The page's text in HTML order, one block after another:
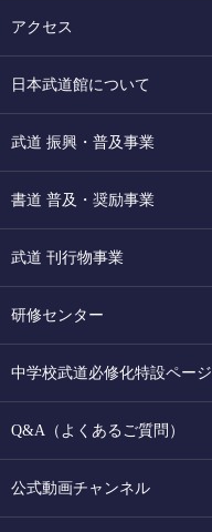
アクセス
日本武道館について
武道 振興・普及事業
書道 普及・奨励事業
武道 刊行物事業
研修センター
中学校武道必修化特設ページ
Q&A（よくあるご質問）
公式動画チャンネル